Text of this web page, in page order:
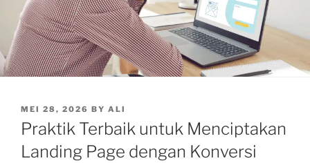
POSTED
ON
MEI 28, 2026 BY ALI
Praktik Terbaik untuk Menciptakan
Landing Page dengan Konversi